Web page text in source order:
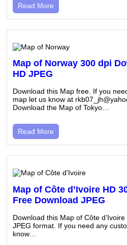
Read More
Map of Norway 300 dpi
HD JPEG
Download this Map free. If you
map let us know at
Download the Map of Tokyo…
Read More
Map of Côte d’Ivoire HD
Free Download JPEG
Download this Map of Côte
JPEG format. If you need any
know…